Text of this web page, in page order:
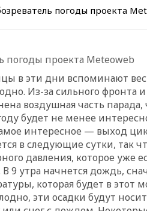
погоды проекта
погоды проекта Мeteoweb
в эти дни вспоминают
Из-за сильного фронта
воздушная часть парада,
будет не менее
интересное — выход
в следующие сутки, так
давления, которое уже
9 утра начнется дождь,
которая будет в этот
эти осадки будут